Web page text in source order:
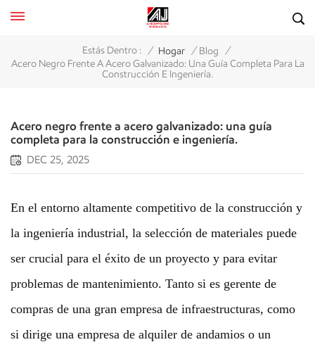
Estás Dentro : / Hogar / Blog /
Acero Negro Frente A Acero Galvanizado: Una Guía Completa Para La
Construcción E Ingeniería.
Acero negro frente a acero galvanizado: una guía
completa para la construcción e ingeniería.
DEC 25, 2025
En el entorno altamente competitivo de la construcción y
la ingeniería industrial, la selección de materiales puede
ser crucial para el éxito de un proyecto y para evitar
problemas de mantenimiento. Tanto si es gerente de
compras de una gran empresa de infraestructuras, como
si dirige una empresa de alquiler de andamios o un